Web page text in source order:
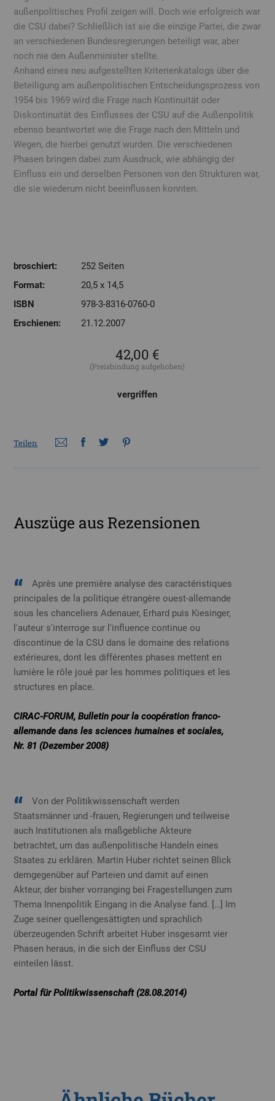
außenpolitisches Profil zeigen will. Doch wie erfolgreich war
die CSU dabei? Schließlich ist sie die einzige Partei, die zwar
an verschiedenen Bundesregierungen beteiligt war, aber
noch nie den Außenminister stellte.
Anhand eines neu aufgestellten Kriterienkatalogs über die
Beteiligung am außenpolitischen Entscheidungsprozess von
1954 bis 1969 wird die Frage nach Kontinuität oder
Diskontinuität des Einflusses der CSU auf die Außenpolitik
ebenso beantwortet wie die Frage nach den Mitteln und
Wegen, die hierbei genutzt wurden. Die verschiedenen
Phasen bringen dabei zum Ausdruck, wie abhängig der
Einfluss ein und derselben Personen von den Strukturen war,
die sie wiederum nicht beeinflussen konnten.
broschiert:
252 Seiten
Format:
20,5 x 14,5
ISBN
978-3-8316-0760-0
Erschienen:
21.12.2007
42,00 €
(Preisbindung aufgehoben)
vergriffen
Teilen
Auszüge aus Rezensionen
Après une première analyse des caractéristiques
principales de la politique étrangère ouest-allemande
sous les chanceliers Adenauer, Erhard puis Kiesinger,
l'auteur s'interroge sur l'influence continue ou
discontinue de la CSU dans le domaine des relations
extérieures, dont les différentes phases mettent en
lumière le rôle joué par les hommes politiques et les
structures en place.
CIRAC-FORUM, Bulletin pour la coopération franco-
allemande dans les sciences humaines et sociales,
Nr. 81 (Dezember 2008)
Von der Politikwissenschaft werden
Staatsmänner und -frauen, Regierungen und teilweise
auch Institutionen als maßgebliche Akteure
betrachtet, um das außenpolitische Handeln eines
Staates zu erklären. Martin Huber richtet seinen Blick
demgegenüber auf Parteien und damit auf einen
Akteur, der bisher vorranging bei Fragestellungen zum
Thema Innenpolitik Eingang in die Analyse fand. […] Im
Zuge seiner quellengesättigten und sprachlich
überzeugenden Schrift arbeitet Huber insgesamt vier
Phasen heraus, in die sich der Einfluss der CSU
einteilen lässt.
Portal für Politikwissenschaft (28.08.2014)